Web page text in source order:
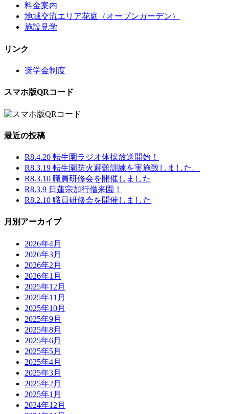
料金案内
地域交流エリア花庭（オープンガーデン）
施設見学
リンク
奨学金制度
スマホ版QRコード
最近の投稿
R8.4.20 転生園ラジオ体操放送開始！
R8.3.19 転生園防火避難訓練を実施致しました。
R8.3.10 職員研修会を開催しました
R8.3.9 日蓮宗加行僧来園！
R8.2.10 職員研修会を開催しました
月別アーカイブ
2026年4月
2026年3月
2026年2月
2026年1月
2025年12月
2025年11月
2025年10月
2025年9月
2025年8月
2025年6月
2025年5月
2025年4月
2025年3月
2025年2月
2025年1月
2024年12月